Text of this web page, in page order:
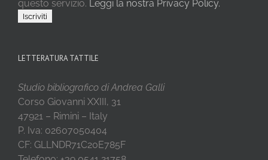
questo servizio. Leggi la nostra Privacy Policy.
LETTERATURA TATTILE
Studio bibliografico di Andrea Galli
Corso Giovanni XXIII, 31
47921 – Rimini – Italy
P. Iva: 02607050404
CF: GLLNDR71C20E785F